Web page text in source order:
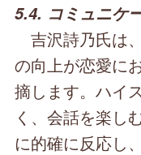
5.4. コミュニケ
吉沢詩乃氏は
の向上が恋愛に
摘します。ハイ
く、会話を楽し
に的確に反応し